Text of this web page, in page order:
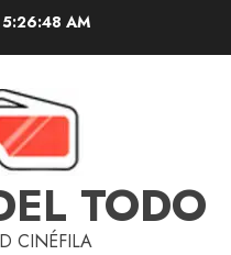
5:26:49 AM
TODO
CINÉFILA